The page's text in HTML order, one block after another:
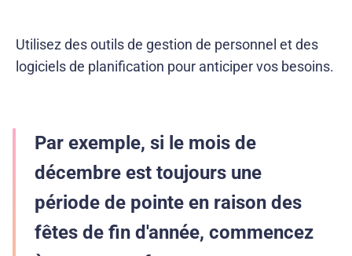
Utilisez des outils de gestion de personnel et des
logiciels de planification pour anticiper vos besoins.
Par exemple, si le mois de
décembre est toujours une
période de pointe en raison des
fêtes de fin d'année, commencez